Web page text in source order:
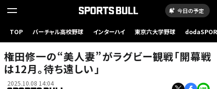
今日の予定
TOP バーチャル高校野球 インターハイ 東京六大学野球
権田修一の“美人妻”がラグビー観戦「開幕戦
は12月。待ち遠しい」
2025.10.08 14:04